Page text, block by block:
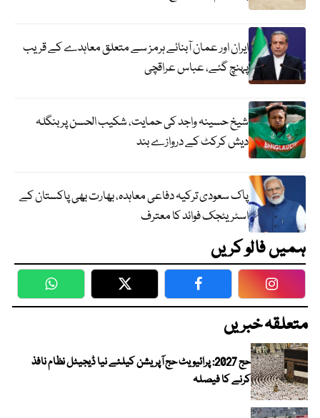
ایران اور عمان آبنائے ہرمز سے متعلق معاہدے کے قریب
پہنچ گئے، عباس عراقچی
شیخ حسینہ واجد کی حمایت، شکیب الحسن پر بنگلہ
دیش کرکٹ کے دروازے بند
پاک سعودی ترکیہ دفاعی معاہدہ، بھارت بھی پاکستان کے
اسٹریٹجک فوائد کا معترف
ہمیں فالو کریں
WhatsApp Twitter Facebook
متعلقہ خبریں
حج 2027: پرائیویٹ حج آپریشن کیلئے نیا ڈیجیٹل نظام نافذ
کرنے کا فیصلہ